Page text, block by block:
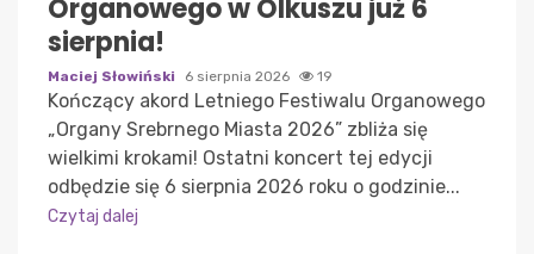
Organowego w Olkuszu już 6
sierpnia!
Maciej Słowiński 6 sierpnia 2026 19
Kończący akord Letniego Festiwalu Organowego
„Organy Srebrnego Miasta 2026” zbliża się
wielkimi krokami! Ostatni koncert tej edycji
odbędzie się 6 sierpnia 2026 roku o godzinie...
Czytaj dalej